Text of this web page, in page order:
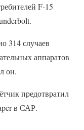
F-15
314 случаев
аппаратов
он.
предотвратил
в САР.